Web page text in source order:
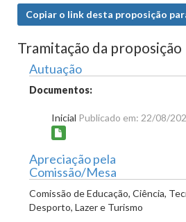
Copiar o link desta proposição
Tramitação da proposição
Autuação
Documentos:
Inicial Publicado em: 22/08/
Apreciação pela
Comissão/Mesa
Comissão de Educação, Ciência,
Desporto, Lazer e Turismo